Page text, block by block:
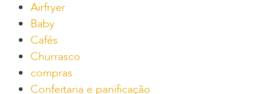
Airfryer
Baby
Cafés
Churrasco
compras
Confeitaria e panificação